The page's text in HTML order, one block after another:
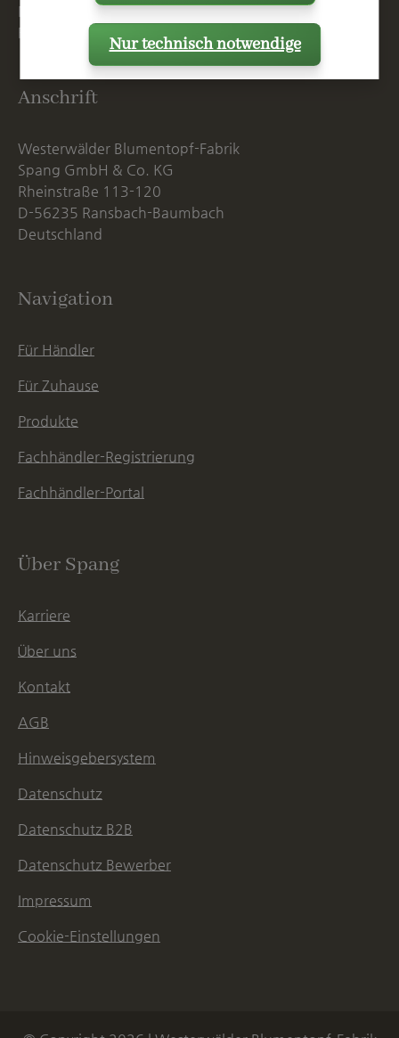
Mo. - Do. 07:15 - 16:00 Uhr
Fr. bis 14:00 Uhr
Anschrift
Westerwälder Blumentopf-Fabrik
Spang GmbH & Co. KG
Rheinstraße 113-120
D-56235 Ransbach-Baumbach
Deutschland
Navigation
Für Händler
Für Zuhause
Produkte
Fachhändler-Registrierung
Fachhändler-Portal
Über Spang
Karriere
Über uns
Kontakt
AGB
Hinweisgebersystem
Datenschutz
Datenschutz B2B
Datenschutz Bewerber
Impressum
Cookie-Einstellungen
Nur technisch notwendige